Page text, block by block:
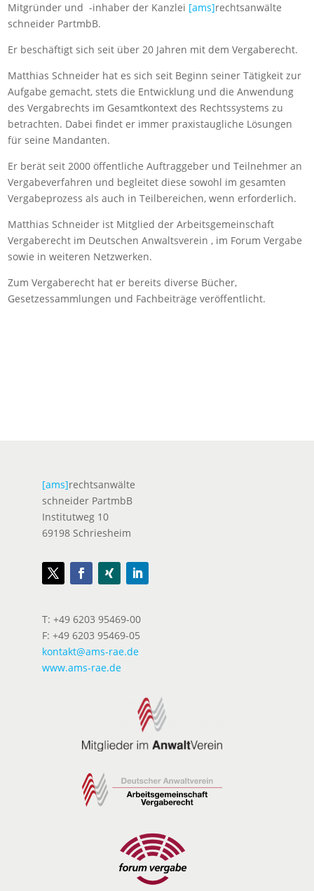
Mitgründer und -inhaber der Kanzlei [ams]rechtsanwälte
schneider PartmbB.
Er beschäftigt sich seit über 20 Jahren mit dem Vergaberecht.
Matthias Schneider hat es sich seit Beginn seiner Tätigkeit zur
Aufgabe gemacht, stets die Entwicklung und die Anwendung
des Vergabrechts im Gesamtkontext des Rechtssystems zu
betrachten. Dabei findet er immer praxistaugliche Lösungen
für seine Mandanten.
Er berät seit 2000 öffentliche Auftraggeber und Teilnehmer an
Vergabeverfahren und begleitet diese sowohl im gesamten
Vergabeprozess als auch in Teilbereichen, wenn erforderlich.
Matthias Schneider ist Mitglied der Arbeitsgemeinschaft
Vergaberecht im Deutschen Anwaltsverein , im Forum Vergabe
sowie in weiteren Netzwerken.
Zum Vergaberecht hat er bereits diverse Bücher,
Gesetzessammlungen und Fachbeiträge veröffentlicht.
[ams]rechtsanwälte
schneider PartmbB
Institutweg 10
69198 Schriesheim
T: +49 6203 95469-00
F: +49 6203 95469-05
kontakt@ams-rae.de
www.ams-rae.de